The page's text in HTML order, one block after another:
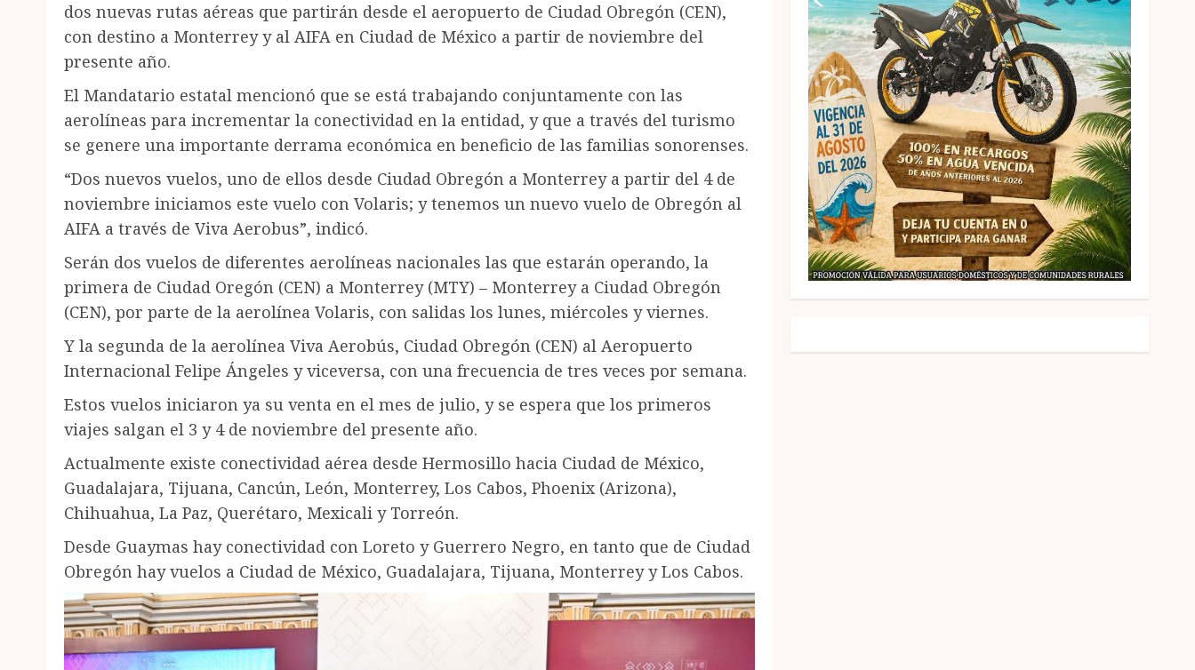
dos nuevas rutas aéreas que partirán desde el aeropuerto de Ciudad Obregón (CEN),
con destino a Monterrey y al AIFA en Ciudad de México a partir de noviembre del
presente año.
El Mandatario estatal mencionó que se está trabajando conjuntamente con las
aerolíneas para incrementar la conectividad en la entidad, y que a través del turismo
se genere una importante derrama económica en beneficio de las familias sonorenses.
“Dos nuevos vuelos, uno de ellos desde Ciudad Obregón a Monterrey a partir del 4 de
noviembre iniciamos este vuelo con Volaris; y tenemos un nuevo vuelo de Obregón al
AIFA a través de Viva Aerobus”, indicó.
Serán dos vuelos de diferentes aerolíneas nacionales las que estarán operando, la
primera de Ciudad Oregón (CEN) a Monterrey (MTY) – Monterrey a Ciudad Obregón
(CEN), por parte de la aerolínea Volaris, con salidas los lunes, miércoles y viernes.
Y la segunda de la aerolínea Viva Aerobús, Ciudad Obregón (CEN) al Aeropuerto
Internacional Felipe Ángeles y viceversa, con una frecuencia de tres veces por semana.
Estos vuelos iniciaron ya su venta en el mes de julio, y se espera que los primeros
viajes salgan el 3 y 4 de noviembre del presente año.
Actualmente existe conectividad aérea desde Hermosillo hacia Ciudad de México,
Guadalajara, Tijuana, Cancún, León, Monterrey, Los Cabos, Phoenix (Arizona),
Chihuahua, La Paz, Querétaro, Mexicali y Torreón.
Desde Guaymas hay conectividad con Loreto y Guerrero Negro, en tanto que de Ciudad
Obregón hay vuelos a Ciudad de México, Guadalajara, Tijuana, Monterrey y Los Cabos.